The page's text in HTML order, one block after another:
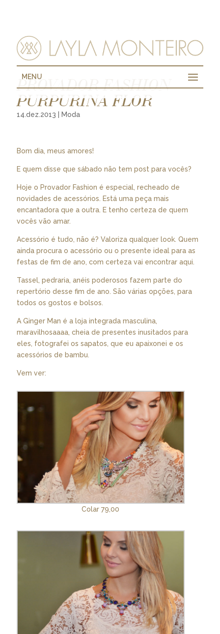
MENU
PROVADOR FASHION
PURPURINA FLOR
14.dez.2013 Moda
Bom dia, meus amores!
E quem disse que sábado não tem post para vocês?
Hoje o Provador Fashion é especial, recheado de
novidades de acessórios. Está uma peça mais
encantadora que a outra. E tenho certeza de quem
vocês vão amar.
Acessório é tudo, não é? Valoriza qualquer look. Quem
ainda procura o acessório ou o presente ideal para as
festas de fim de ano, com certeza vai encontrar aqui.
Tassel, pedraria, anéis poderosos fazem parte do
repertório desse fim de ano. São várias opções, para
todos os gostos e bolsos.
A Ginger Man é a loja integrada masculina,
maravilhosaaaa, cheia de presentes inusitados para
eles, fotografei os sapatos, que eu apaixonei e os
acessórios de bambu.
Vem ver:
Colar 79,00